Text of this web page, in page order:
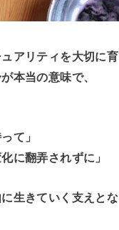
アリティを大切に育
本当の意味で、
て」
に翻弄されずに」
生きていく支えとな